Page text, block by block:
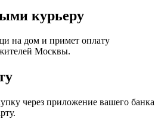
курьеру
на дом и примет оплату
Москвы.
через приложение вашего банка